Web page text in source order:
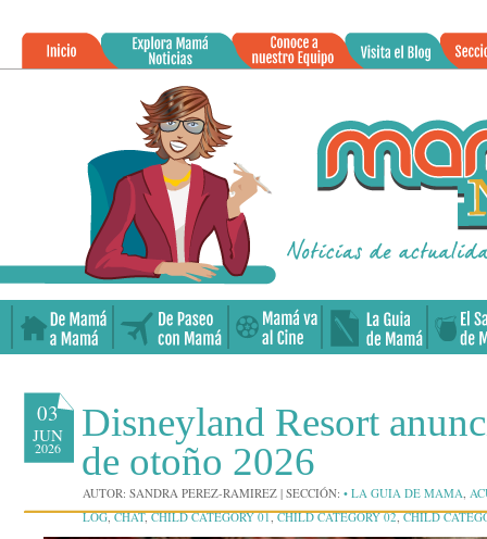
03
JUN
2026
Disneyland Resort
de otoño 2026
AUTOR: SANDRA PEREZ-RAMIREZ | SECCIÓN: • LA GUIA DE MAMA,
LOG,CHAT,CHILD CATEGORY 01,CHILD CATEGORY 02,CHILD